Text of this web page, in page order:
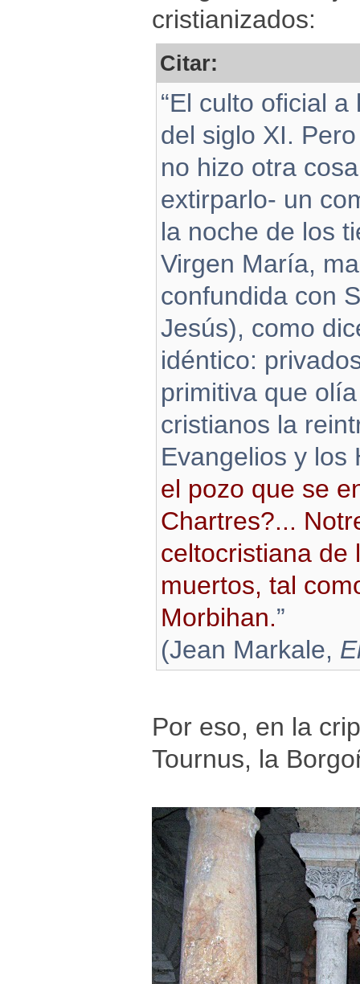
cristianizados:
Citar:
“El culto oficial
del siglo XI.
no hizo otra
extirparlo- un
la noche de los
Virgen María,
confundida con
Jesús), como
idéntico:
primitiva que
cristianos la
Evangelios y
el pozo que se
Chartres?...
celtocristiana de
muertos, tal
Morbihan.”
(Jean Markale,
Por eso, en la
Tournus, la